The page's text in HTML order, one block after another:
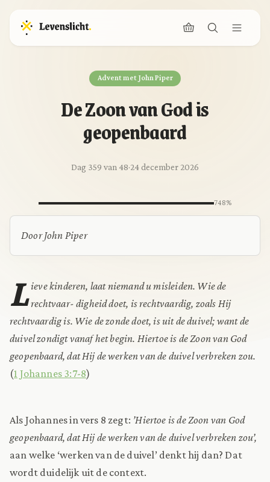
Advent met John Piper
De Zoon van God is
geopenbaard
Dag 359 van 48·24 december 2026
748%
Door John Piper
L ieve kinderen, laat niemand u misleiden. Wie de
rechtvaar- digheid doet, is rechtvaardig, zoals Hij
rechtvaardig is. Wie de zonde doet, is uit de duivel; want de
duivel zondigt vanaf het begin. Hiertoe is de Zoon van God
geopenbaard, dat Hij de werken van de duivel verbreken zou.
(1 Johannes 3:7-8)
Als Johannes in vers 8 zegt: ’Hiertoe is de Zoon van God
geopenbaard, dat Hij de werken van de duivel verbreken zou’,
aan welke ‘werken van de duivel’ denkt hij dan? Dat
wordt duidelijk uit de context.